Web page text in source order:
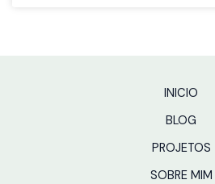
INICIO
BLOG
PROJETOS
SOBRE MIM